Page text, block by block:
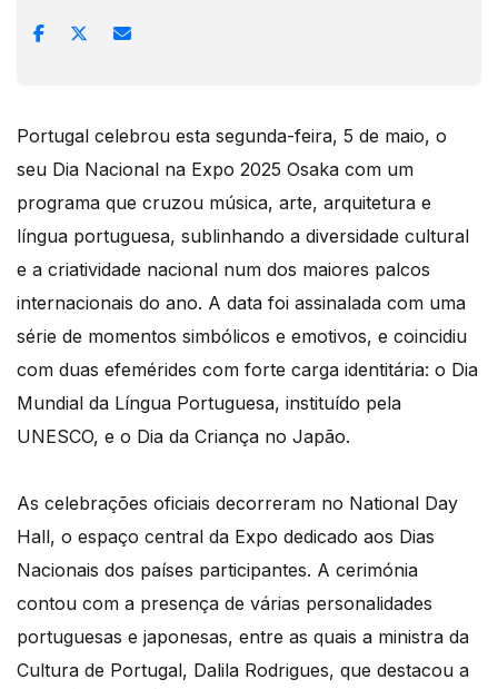
Portugal celebrou esta segunda-feira, 5 de maio, o
seu Dia Nacional na Expo 2025 Osaka com um
programa que cruzou música, arte, arquitetura e
língua portuguesa, sublinhando a diversidade cultural
e a criatividade nacional num dos maiores palcos
internacionais do ano. A data foi assinalada com uma
série de momentos simbólicos e emotivos, e coincidiu
com duas efemérides com forte carga identitária: o Dia
Mundial da Língua Portuguesa, instituído pela
UNESCO, e o Dia da Criança no Japão.
As celebrações oficiais decorreram no National Day
Hall, o espaço central da Expo dedicado aos Dias
Nacionais dos países participantes. A cerimónia
contou com a presença de várias personalidades
portuguesas e japonesas, entre as quais a ministra da
Cultura de Portugal, Dalila Rodrigues, que destacou a